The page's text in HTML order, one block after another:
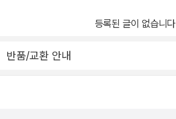
등록된 글이 없습니다
반품/교환 안내